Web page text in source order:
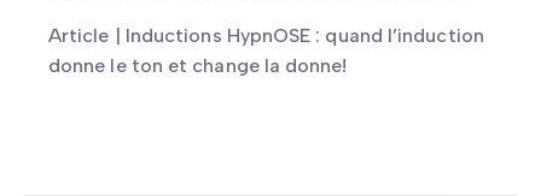
Article | Inductions HypnOSE : quand l’induction
donne le ton et change la donne!